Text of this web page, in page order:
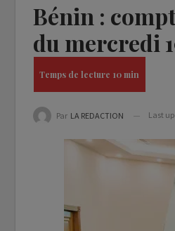
Bénin :
du mercredi
Par LA REDACTION Last